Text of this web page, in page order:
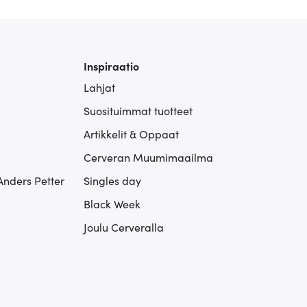
Petter
Inspiraatio
Lahjat
Suosituimmat tuotteet
Artikkelit & Oppaat
Cerveran Muumimaailma
Singles day
Black Week
Joulu Cerveralla